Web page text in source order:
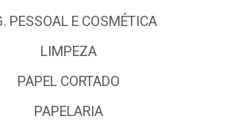
PESSOAL E COSMÉTICA
LIMPEZA
PAPEL CORTADO
PAPELARIA